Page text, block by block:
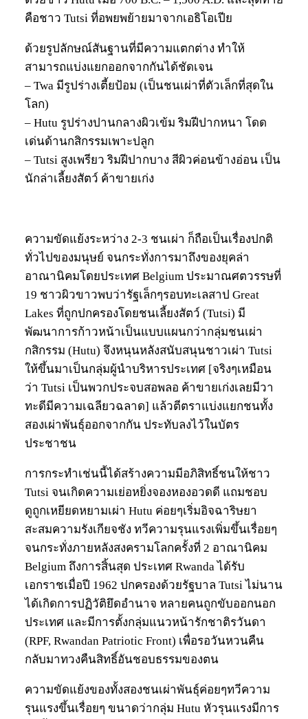
คือชาว Tutsi ที่อพยพย้ายมาจากเอธิโอเปีย
ด้วยรูปลักษณ์สันฐานที่มีความแตกต่าง ทำให้
สามารถแบ่งแยกออกจากกันได้ชัดเจน
– Twa มีรูปร่างเตี้ยป้อม (เป็นชนเผ่าที่ตัวเล็กที่สุดใน
โลก)
– Hutu รูปร่างปานกลางผิวเข้ม ริมฝีปากหนา โดด
เด่นด้านกสิกรรมเพาะปลูก
– Tutsi สูงเพรียว ริมฝีปากบาง สีผิวค่อนข้างอ่อน เป็น
นักล่าเลี้ยงสัตว์ ค้าขายเก่ง
ความขัดแย้งระหว่าง 2-3 ชนเผ่า ก็ถือเป็นเรื่องปกติ
ทั่วไปของมนุษย์ จนกระทั่งการมาถึงของยุคล่า
อาณานิคมโดยประเทศ Belgium ประมาณศตวรรษที่
19 ชาวผิวขาวพบว่ารัฐเล็กๆรอบทะเลสาป Great
Lakes ที่ถูกปกครองโดยชนเลี้ยงสัตว์ (Tutsi) มี
พัฒนาการก้าวหน้าเป็นแบบแผนกว่ากลุ่มชนเผ่า
กสิกรรม (Hutu) จึงหนุนหลังสนับสนุนชาวเผ่า Tutsi
ให้ขึ้นมาเป็นกลุ่มผู้นำบริหารประเทศ [จริงๆเหมือน
ว่า Tutsi เป็นพวกประจบสอพลอ ค้าขายเก่งเลยมีวา
ทะดีมีความเฉลียวฉลาด] แล้วตีตราแบ่งแยกชนทั้ง
สองเผ่าพันธุ์ออกจากกัน ประทับลงไว้ในบัตร
ประชาชน
การกระทำเช่นนี้ได้สร้างความมีอภิสิทธิ์ชนให้ชาว
Tutsi จนเกิดความเย่อหยิ่งจองหองอวดดี แถมชอบ
ดูถูกเหยียดหยามเผ่า Hutu ค่อยๆเริ่มอิจฉาริษยา
สะสมความรังเกียจชัง ทวีความรุนแรงเพิ่มขึ้นเรื่อยๆ
จนกระทั่งภายหลังสงครามโลกครั้งที่ 2 อาณานิคม
Belgium ถึงการสิ้นสุด ประเทศ Rwanda ได้รับ
เอกราชเมื่อปี 1962 ปกครองด้วยรัฐบาล Tutsi ไม่นาน
ได้เกิดการปฏิวัติยึดอำนาจ หลายคนถูกขับออกนอก
ประเทศ และมีการตั้งกลุ่มแนวหน้ารักชาติรวันดา
(RPF, Rwandan Patriotic Front) เพื่อรอวันหวนคืน
กลับมาทวงคืนสิทธิ์อันชอบธรรมของตน
ความขัดแย้งของทั้งสองชนเผ่าพันธุ์ค่อยๆทวีความ
รุนแรงขึ้นเรื่อยๆ ขนาดว่ากลุ่ม Hutu หัวรุนแรงมีการ